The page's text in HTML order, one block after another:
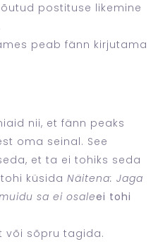
postituse likemine
peab fänn kirjutama
nii, et fänn peaks
oma seinal. See
et ta ei tohiks seda
küsida Näitena: Jaga
sa ei osaleei tohi
või sõpru tagida.